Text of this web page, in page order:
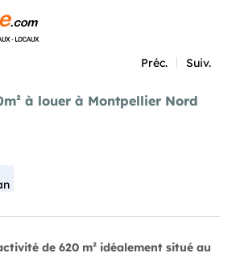
Préc. Suiv.
à louer à Montpellier Nord
de 620 m² idéalement situé au